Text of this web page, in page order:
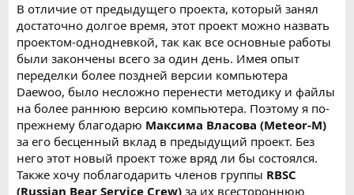
В отличие от предыдущего проекта, который занял
достаточно долгое время, этот проект можно назвать
проектом-однодневкой, так как все основные работы
были закончены всего за один день. Имея опыт
переделки более поздней версии компьютера
Daewoo, было несложно перенести методику и файлы
на более раннюю версию компьютера. Поэтому я по-
прежнему благодарю Максима Власова (Meteor-M)
за его бесценный вклад в предыдущий проект. Без
него этот новый проект тоже вряд ли бы состоялся.
Также хочу поблагодарить членов группы RBSC
(Russian Bear Service Crew) за их всестороннюю